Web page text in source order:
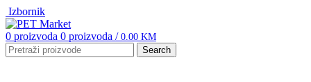
Izbornik
0 proizvoda 0 proizvoda / 0.00 KM
Search